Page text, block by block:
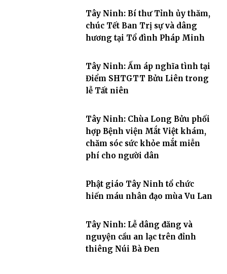
Tây Ninh: Bí thư Tỉnh ủy thăm,
chúc Tết Ban Trị sự và dâng
hương tại Tổ đình Pháp Minh
Tây Ninh: Ấm áp nghĩa tình tại
Điểm SHTGTT Bửu Liên trong
lễ Tất niên
Tây Ninh: Chùa Long Bửu phối
hợp Bệnh viện Mắt Việt khám,
chăm sóc sức khỏe mắt miễn
phí cho người dân
Phật giáo Tây Ninh tổ chức
hiến máu nhân đạo mùa Vu Lan
Tây Ninh: Lễ dâng đăng và
nguyện cầu an lạc trên đỉnh
thiêng Núi Bà Đen